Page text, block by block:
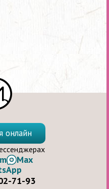
онлайн
Max
71-93